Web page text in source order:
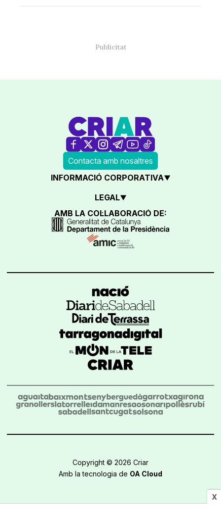
X
Contacta amb nosaltres
INFORMACIÓ CORPORATIVA
LEGAL
AMB LA COL·LABORACIÓ DE:
Copyright © 2026 Criar
Amb la tecnologia de OA Cloud